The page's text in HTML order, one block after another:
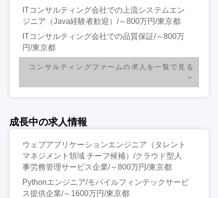
ITコンサルティング会社での上流システムエン
ジニア（Java経験者歓迎）/～800万円/東京都
ITコンサルティング会社での品質保証/～800万
円/東京都
コンサルティングファームの求人を一覧で見る
成長中の求人情報
ウェブアプリケーションエンジニア（タレント
マネジメント領域 チーフ候補）/クラウド型人
事労務管理サービス企業/～800万円/東京都
Pythonエンジニア/モバイルフィンテックサービ
ス提供企業/～1600万円/東京都